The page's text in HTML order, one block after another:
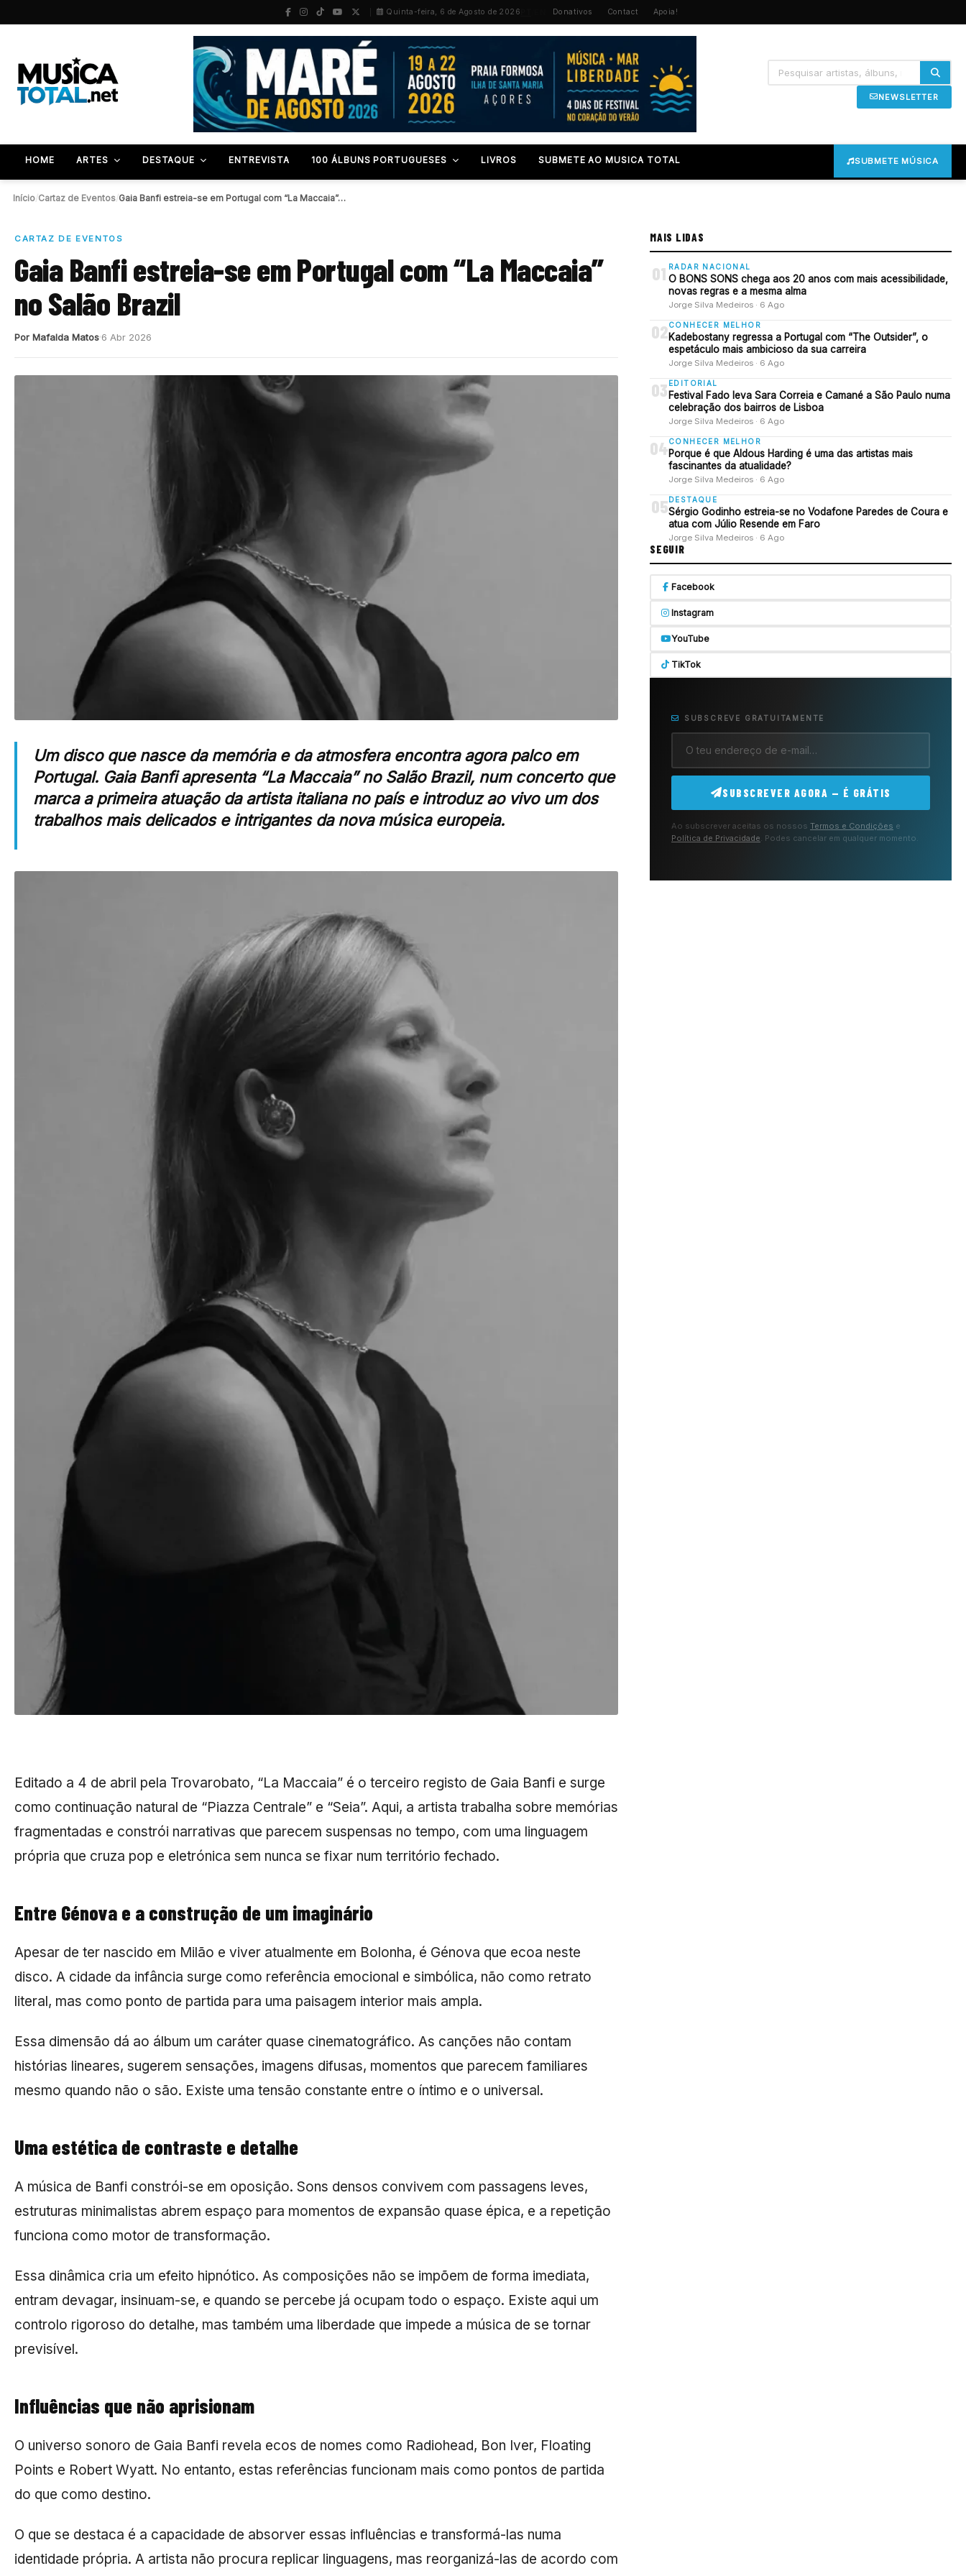
Quinta-feira, 6 de Agosto de 2026 Donativos Contact Apoia!
NEWSLETTER
HOME ARTES DESTAQUE ENTREVISTA 100 ÁLBUNS PORTUGUESES LIVROS SUBMETE AO MUSICA TOTAL SUBMETE MÚSICA
Início Cartaz de Eventos Gaia Banfi estreia-se em Portugal com “La Maccaia”…
CARTAZ DE EVENTOS
Gaia Banfi estreia-se em Portugal com “La Maccaia”
no Salão Brazil
Por Mafalda Matos 6 Abr 2026
Um disco que nasce da memória e da atmosfera encontra agora palco em
Portugal. Gaia Banfi apresenta “La Maccaia” no Salão Brazil, num concerto que
marca a primeira atuação da artista italiana no país e introduz ao vivo um dos
trabalhos mais delicados e intrigantes da nova música europeia.
Editado a 4 de abril pela Trovarobato, “La Maccaia” é o terceiro registo de Gaia Banfi e surge
como continuação natural de “Piazza Centrale” e “Seia”. Aqui, a artista trabalha sobre memórias
fragmentadas e constrói narrativas que parecem suspensas no tempo, com uma linguagem
própria que cruza pop e eletrónica sem nunca se fixar num território fechado.
Entre Génova e a construção de um imaginário
Apesar de ter nascido em Milão e viver atualmente em Bolonha, é Génova que ecoa neste
disco. A cidade da infância surge como referência emocional e simbólica, não como retrato
literal, mas como ponto de partida para uma paisagem interior mais ampla.
Essa dimensão dá ao álbum um caráter quase cinematográfico. As canções não contam
histórias lineares, sugerem sensações, imagens difusas, momentos que parecem familiares
mesmo quando não o são. Existe uma tensão constante entre o íntimo e o universal.
Uma estética de contraste e detalhe
A música de Banfi constrói-se em oposição. Sons densos convivem com passagens leves,
estruturas minimalistas abrem espaço para momentos de expansão quase épica, e a repetição
funciona como motor de transformação.
Essa dinâmica cria um efeito hipnótico. As composições não se impõem de forma imediata,
entram devagar, insinuam-se, e quando se percebe já ocupam todo o espaço. Existe aqui um
controlo rigoroso do detalhe, mas também uma liberdade que impede a música de se tornar
previsível.
Influências que não aprisionam
O universo sonoro de Gaia Banfi revela ecos de nomes como Radiohead, Bon Iver, Floating
Points e Robert Wyatt. No entanto, estas referências funcionam mais como pontos de partida
do que como destino.
O que se destaca é a capacidade de absorver essas influências e transformá-las numa
identidade própria. A artista não procura replicar linguagens, mas reorganizá-las de acordo com
MAIS LIDAS
01 RADAR NACIONAL
O BONS SONS chega aos 20 anos com mais acessibilidade,
novas regras e a mesma alma
Jorge Silva Medeiros · 6 Ago
02 CONHECER MELHOR
Kadebostany regressa a Portugal com “The Outsider”, o
espetáculo mais ambicioso da sua carreira
Jorge Silva Medeiros · 6 Ago
03 EDITORIAL
Festival Fado leva Sara Correia e Camané a São Paulo numa
celebração dos bairros de Lisboa
Jorge Silva Medeiros · 6 Ago
04CONHECER MELHOR
Porque é que Aldous Harding é uma das artistas mais
fascinantes da atualidade?
Jorge Silva Medeiros · 6 Ago
05 DESTAQUE
Sérgio Godinho estreia-se no Vodafone Paredes de Coura e
atua com Júlio Resende em Faro
Jorge Silva Medeiros · 6 Ago
SEGUIR
Facebook
Instagram
YouTube
TikTok
SUBSCREVE GRATUITAMENTE
SUBSCREVER AGORA — É GRÁTIS
Ao subscrever aceitas os nossos Termos e Condições e
Política de Privacidade . Podes cancelar em qualquer momento.